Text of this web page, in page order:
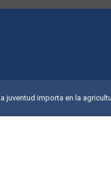
juventud importa en la